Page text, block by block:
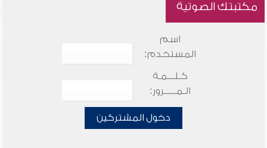
مكتبتك الصوتية
اسم
المستخدم:
كـلـــمـة
الـمـــــرور:
دخول المشتركين